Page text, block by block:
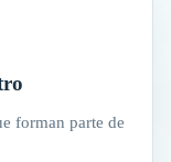
forman parte de